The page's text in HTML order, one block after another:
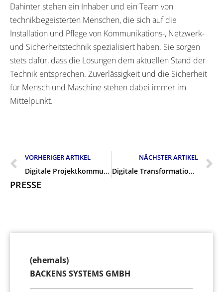
Dahinter stehen ein Inhaber und ein Team von
technikbegeisterten Menschen, die sich auf die
Installation und Pflege von Kommunikations-, Netzwerk-
und Sicherheitstechnik spezialisiert haben. Sie sorgen
stets dafür, dass die Lösungen dem aktuellen Stand der
Technik entsprechen. Zuverlässigkeit und die Sicherheit
für Mensch und Maschine stehen dabei immer im
Mittelpunkt.
VORHERIGER ARTIKEL
Digitale Projektkommunikation im Unternehmen
NÄCHSTER ARTIKEL
Digitale Transformation im Unternehmen: Telefonie
PRESSE
(ehemals)
BACKENS SYSTEMS GMBH